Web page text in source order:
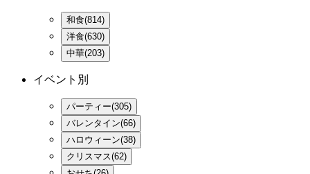
和食(814)
洋食(630)
中華(203)
イベント別
パーティー(305)
バレンタイン(66)
ハロウィーン(38)
クリスマス(62)